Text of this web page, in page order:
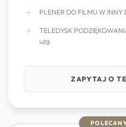
PLENER DO FILMU W INNY
TELEDYSK
uzg.
ZAPYTAJ O